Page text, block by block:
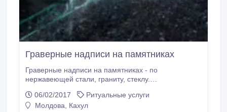
Граверные надписи на памятниках
Граверные надписи на памятниках - по
нержавеющей стали, граниту, стеклу.
06/02/2017
Ритуальные услуги
Молдова, Кахул